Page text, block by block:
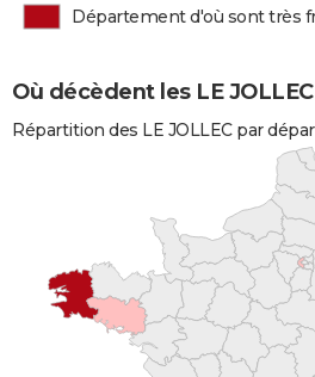
Département d'où sont très
Où décèdent les LE
Répartition des LE JOLLEC par